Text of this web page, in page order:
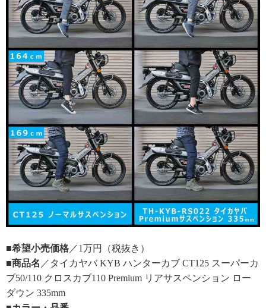
■希望小売価格 ／1万円（税抜き）
■商品名 ／タイカヤバ KYB ハンターカブ CT125 スーパーカ
ブ50/110 クロスカブ110 Premium リアサスペンション ロー
ダウン 335mm